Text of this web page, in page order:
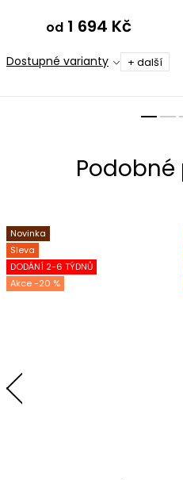
od 1 694 Kč
Dostupné varianty + další
Novinka
Sleva
DODÁNÍ 2-6 TÝDNŮ
-20 %